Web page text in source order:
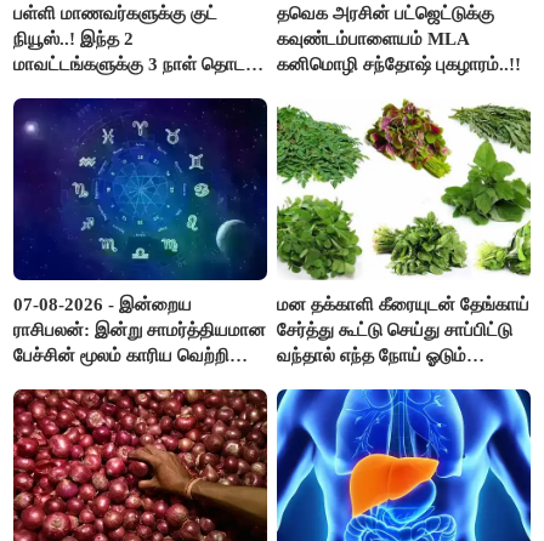
பள்ளி மாணவர்களுக்கு குட்
நியூஸ்..! இந்த 2
மாவட்டங்களுக்கு 3 நாள் தொடர்
தவெக அரசின் பட்ஜெட்டுக்கு
கவுண்டம்பாளையம் MLA
கனிமொழி சந்தோஷ் புகழாரம்..!!
07-08-2026 - இன்றைய
ராசிபலன்: இன்று சாமர்த்தியமான
பேச்சின் மூலம் காரிய வெற்றி
பொறுப்புகளை ஒப்படைப்பதில்
கவனம் தேவை..!
மன தக்காளி கீரையுடன் தேங்காய்
சேர்த்து கூட்டு செய்து சாப்பிட்டு
வந்தால் எந்த நோய் ஓடும்